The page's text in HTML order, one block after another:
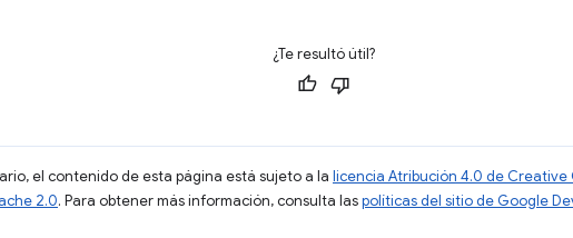
¿Te resultó útil?
el contenido de esta página está sujeto a la licencia Atribución 4.0 de Creative
2.0. Para obtener más información, consulta laspolíticas del sitio de Google